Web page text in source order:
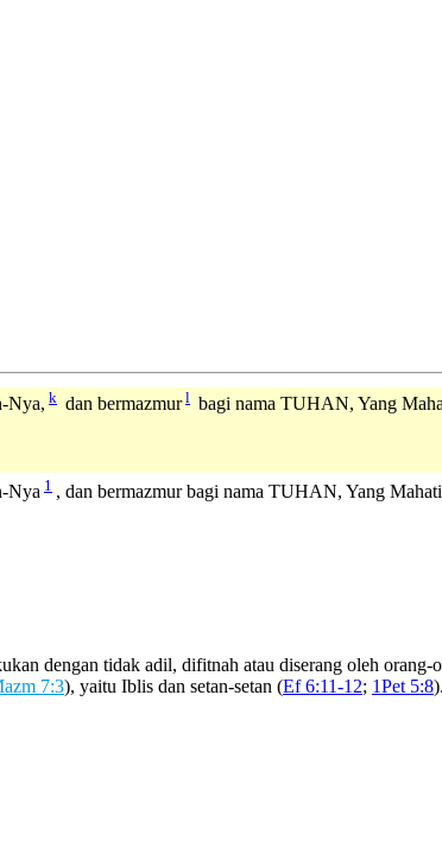
Nya, k dan bermazmur l bagi nama TUHAN, Yang
Nya 1 , dan bermazmur bagi nama TUHAN, Yang
dengan tidak adil, difitnah atau diserang oleh
7:3), yaitu Iblis dan setan-setan (Ef 6:11-12; 1Pet 5:8